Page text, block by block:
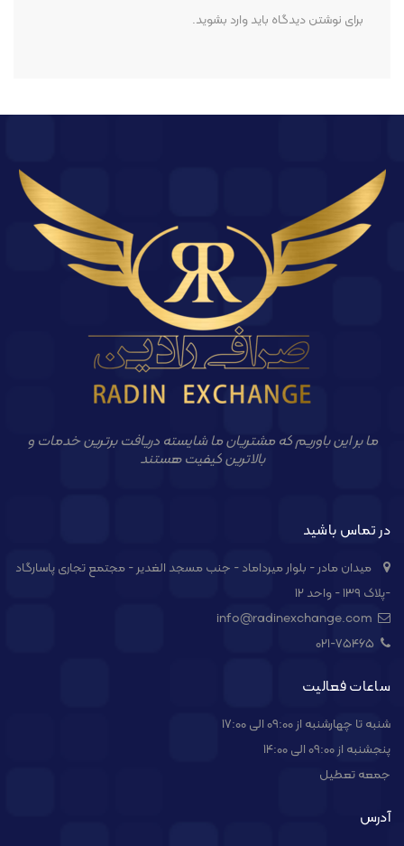
برای نوشتن دیدگاه بایدوارد بشوید.
ما بر این باوریم که مشتریان ما شایسته دریافت برترین خدمات و
بالاترین کیفیت هستند
در تماس باشید
میدان مادر - بلوار میرداماد - جنب مسجد الغدیر - مجتمع تجاری پاسارگاد
-پلاک ۱۳۹ - واحد ۱۲
021-۷۵۴۶۵
ساعات فعالیت
شنبه تا چهارشنبه از 09:00 الی 17:00
پنجشنبه از 09:00 الی 14:00
جمعه تعطیل
آدرس